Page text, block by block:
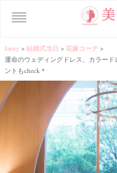
farny > 結婚式当日 > 花嫁コーデ >
運命のウェディングドレス、カラー
ントもcheck＊